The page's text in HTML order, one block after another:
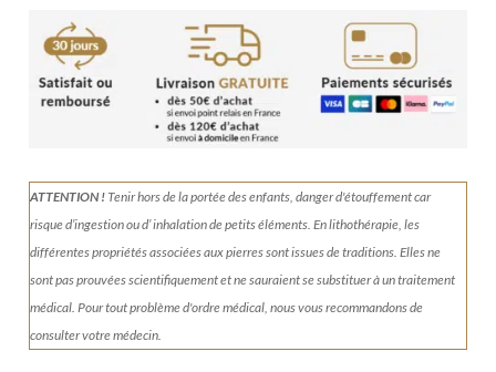
ATTENTION !Tenirhors de la portée des enfants, danger d'étouffement car
risque d’ingestion ou d’ inhalation de petits éléments.En lithothérapie, les
différentes propriétés associées aux pierres sont issues de traditions. Elles ne
sont pas prouvées scientifiquement et ne sauraient se substituer à un traitement
médical. Pour tout problème d'ordre médical, nous vous recommandons de
consulter votre médecin.